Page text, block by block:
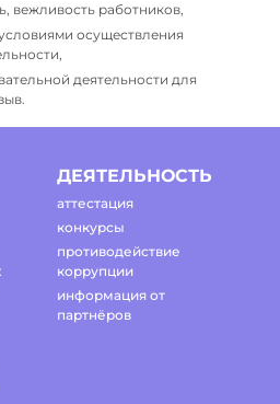
вежливость работников,
осуществления
деятельности для
ДЕЯТЕЛЬНОСТЬ
аттестация
конкурсы
противодействие
коррупции
информация от
партнёров